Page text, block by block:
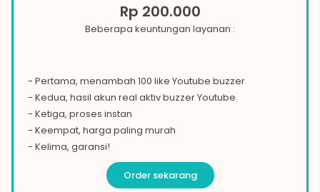
Rp 200.000
Beberapa keuntungan layanan :
- Pertama, menambah 100 likeYoutube buzzer
- Kedua, hasil akun real aktiv buzzerYoutube
- Ketiga, proses instan
- Keempat, harga paling murah
- Kelima, garansi!
Order sekarang